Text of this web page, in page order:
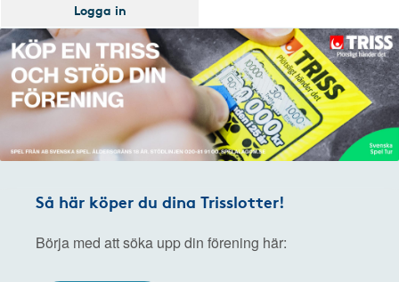
Logga in
Så här köper du dina Trisslotter!
Börja med att söka upp din förening här: